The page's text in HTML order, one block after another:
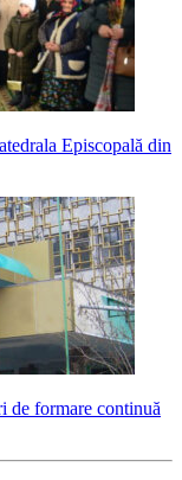
Episcopală din
de formare continuă